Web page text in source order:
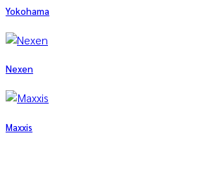
Yokohama
Nexen
Maxxis